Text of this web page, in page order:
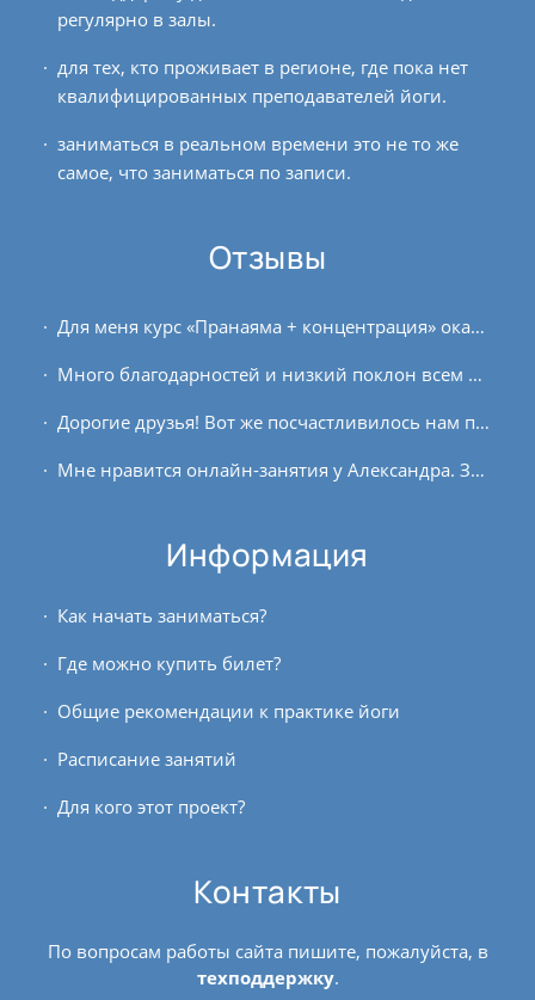
регулярно в залы.
для тех, кто проживает в регионе, где пока нет
квалифицированных преподавателей йоги.
заниматься в реальном времени это не то же
самое, что заниматься по записи.
Отзывы
Для меня курс «Пранаяма + концентрация» оказался следующим этапом в продвижении на пути йоги. Благодаря этому курсу, я смог подтвердить для себя то, что иду по верному пути....
Много благодарностей и низкий поклон всем причастным к созданию данного курса. Лекции и каждодневные разнообразные практики асан, медитаций и пранаям, от начального до среднего...
Дорогие друзья! Вот же посчастливилось нам повстречать на своём жизненном пути такого Учителя, как Андрей! Огромная благодарность вам, Андрей и вашим единомышленникам за...
Мне нравится онлайн-занятия у Александра. Занимаюсь в записи, так как нахожусь в другом часовом поясе. Раньше (наверное, как и многим) приходилась заниматься по роликам в...
Информация
Как начать заниматься?
Где можно купить билет?
Общие рекомендации к практике йоги
Расписание занятий
Для кого этот проект?
Контакты
По вопросам работы сайта пишите, пожалуйста, в
техподдержку.